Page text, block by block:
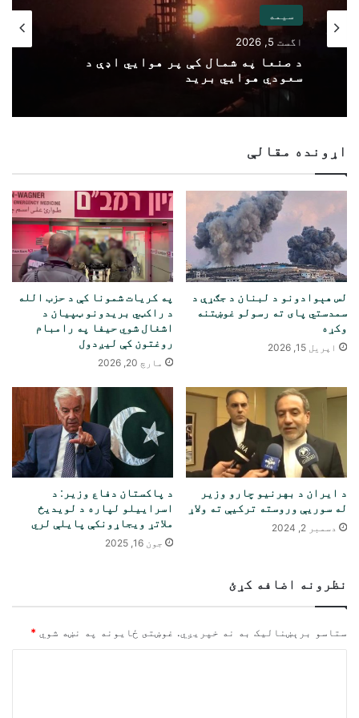
سیمه
اگست 5, 2026
د صنعا په شمال کې پر هوايي اډې د
سعودي هوايي برید
اړونده مقالې
لس هېوادونو د لبنان د جګړې د
سمدستي پای ته رسولو غوښتنه
وکړه
اپریل 15, 2026
په کریات شمونا کې د حزب الله
د راکټي بریدونو ټپیان د
اشغال شوي حیفا په رامبام
روغتون کې لیږدول
مارچ 20, 2026
د ایران د بهرنیو چارو وزیر
له سوریې وروسته ترکیې ته ولاړ
دسمبر 2, 2024
د پاکستان دفاع وزیر: د
اسراییلو لپاره د لویدیځ
ملاتړ ویجاړونکې پایلې لري
جون 16, 2025
نظرونه اضافه کړئ
ستاسو برېښناليک به نه خپريږي. غوښتى ځایونه په نښه شوي *